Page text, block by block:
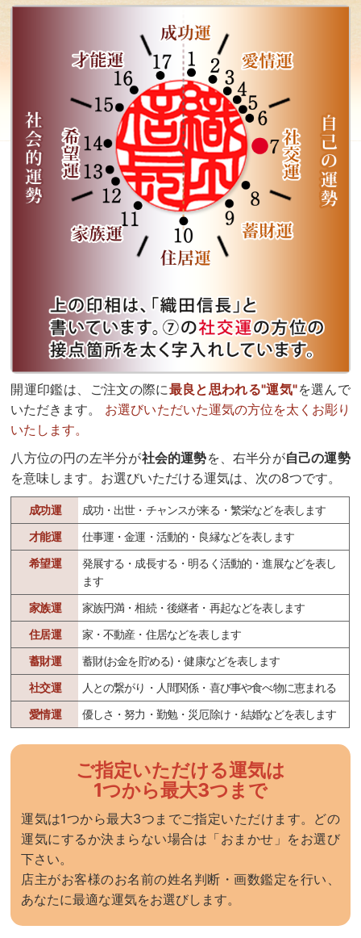
開運印鑑は、ご注文の際に最良と思われる"運気"を選んで
いただきます。 お選びいただいた運気の方位を太くお彫り
いたします。
八方位の円の左半分が社会的運勢を、右半分が自己の運勢
を意味します。お選びいただける運気は、次の8つです。
成功運
成功・出世・チャンスが来る・繁栄などを表します
才能運
仕事運・金運・活動的・良縁などを表します
希望運
発展する・成長する・明るく活動的・進展などを表し
ます
家族運
家族円満・相続・後継者・再起などを表します
住居運
家・不動産・住居などを表します
蓄財運
蓄財(お金を貯める)・健康などを表します
社交運
人との繋がり・人間関係・喜び事や食べ物に恵まれる
愛情運
優しさ・努力・勤勉・災厄除け・結婚などを表します
ご指定いただける運気は
1つから最大3つまで
運気は1つから最大3つまでご指定いただけます。どの
運気にするか決まらない場合は「おまかせ」をお選び
下さい。
店主がお客様のお名前の姓名判断・画数鑑定を行い、
あなたに最適な運気をお選びします。